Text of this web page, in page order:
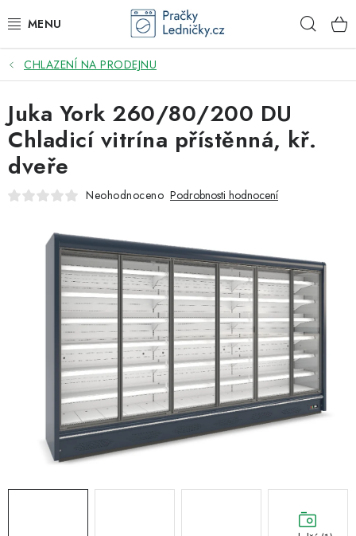
na
DODAVATEL
VESTAVNÉ SPOTŘEBIČE
VOLNĚ STOJÍCÍ SPOTŘEBIČE
DŘEZY A BATERIE
ODSAVAČE PAR
DRTIČE ODPADU
GASTRO
Akce Doprava a platba
Garance nejnižší ceny
Montáže spotřebičů
O nás
CHLAZENÍ NA PRODEJNU
Juka York 260/80/200 DU
Chladicí vitrína přístěnná, kř.
dveře
Neohodnoceno Podrobnosti hodnocení